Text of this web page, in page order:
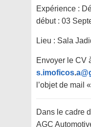
Expérience :
début : 03
Lieu : Sala
Envoyer le CV
s.imoficos.
l’objet de mail
Dans le cadre
AGC